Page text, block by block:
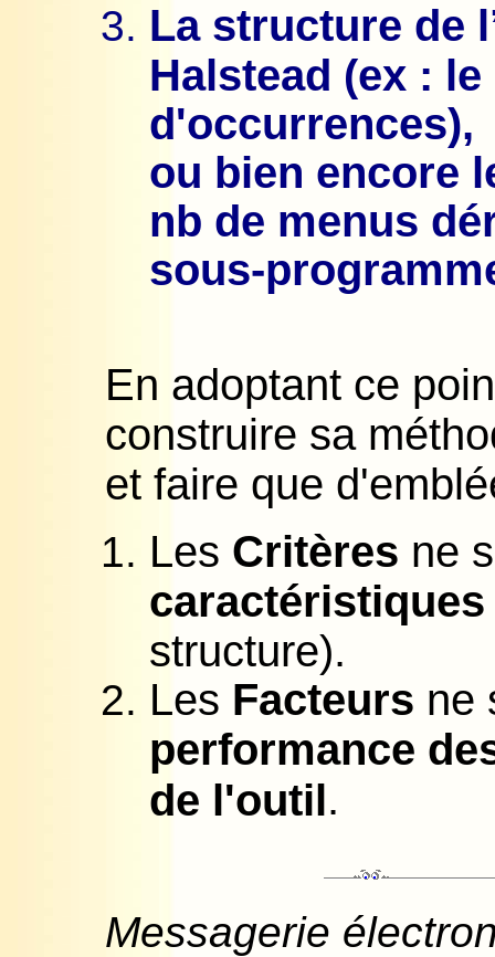
La structure de
Halstead (ex :
d'occurrences),
ou bien encore
nb de menus
sous-
En adoptant ce
construire sa
et faire que
Les Critères ne
structure).
Les Facteurs ne
performance
de l'outil.
Messagerie